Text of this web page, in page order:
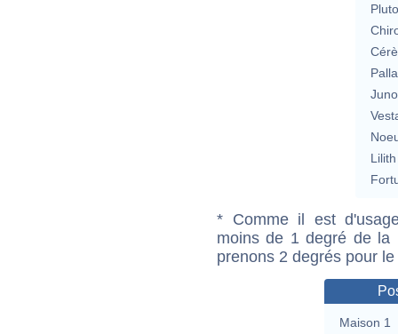
Lilith
* Comme il est
moins de 1 degré de la
prenons 2 degrés pour
Maison 1